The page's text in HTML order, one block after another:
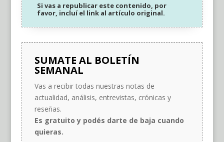
Si vas a republicar este contenido, por
favor, incluí el link al artículo original.
SUMATE AL BOLETÍN
SEMANAL
Vas a recibir todas nuestras notas de
actualidad, análisis, entrevistas, crónicas y
reseñas.
Es gratuito y podés darte de baja cuando
quieras.